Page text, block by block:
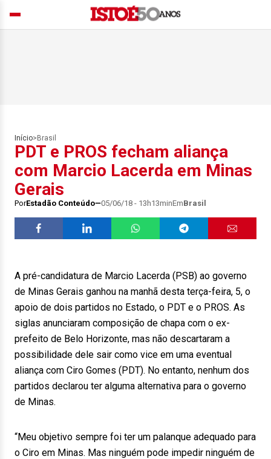
Início> Brasil
PDT e PROS fecham aliança
com Marcio Lacerda em Minas
Gerais
PorEstadão Conteúdo 05/06/18 - 13h13minEmBrasil
A pré-candidatura de Marcio Lacerda (PSB) ao governo
de Minas Gerais ganhou na manhã desta terça-feira, 5, o
apoio de dois partidos no Estado, o PDT e o PROS. As
siglas anunciaram composição de chapa com o ex-
prefeito de Belo Horizonte, mas não descartaram a
possibilidade dele sair como vice em uma eventual
aliança com Ciro Gomes (PDT). No entanto, nenhum dos
partidos declarou ter alguma alternativa para o governo
de Minas.
“Meu objetivo sempre foi ter um palanque adequado para
o Ciro em Minas. Mas ninguém pode impedir ninguém de